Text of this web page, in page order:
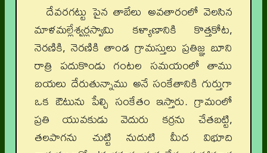
దేవరగట్టు పైన తాబేలు అవతారంలో వెలసిన
మాళమల్లేశ్వర్లస్వామి కళ్యాణానికి కొత్తకోట,
నెరణికి, నెరణికి తాండ గ్రామస్తులు ప్రతిజ్ఞ బూని
రాత్రి పదుకొండు గంటల సమయంలో తాము
బయలు దేరుతున్నాము అనే సంకేతానికి గుర్తుగా
ఒక ఔటును పేల్చి సంకేతం ఇస్తారు. గ్రామంలో
ప్రతి యువకుడు వెదురు కర్రను చేతబట్టి,
తలపాగను చుట్టి నుదుటి మీద విభూది